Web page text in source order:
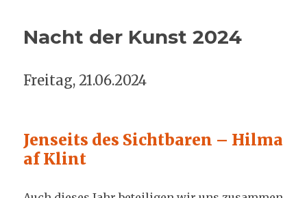
Nacht der Kunst 2024
Freitag, 21.06.2024
Jenseits des Sichtbaren – Hilma
af Klint